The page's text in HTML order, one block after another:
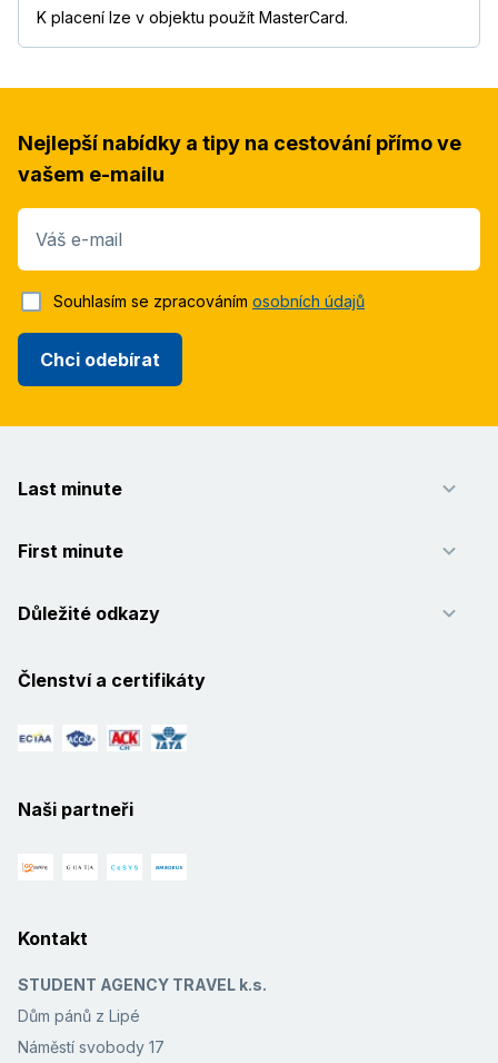
K placení lze v objektu použít MasterCard.
Nejlepší nabídky a tipy na cestování přímo ve
vašem e-mailu
Váš e-mail
Chci odebírat
Souhlasím se zpracováním osobních údajů
Last minute
First minute
Důležité odkazy
Členství a certifikáty
Naši partneři
Kontakt
STUDENT AGENCY TRAVEL k.s.
Dům pánů z Lipé
Náměstí svobody 17